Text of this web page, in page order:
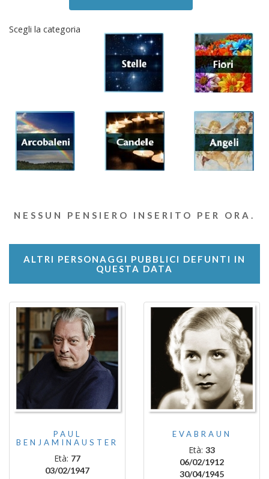
Scegli la categoria
NESSUN PENSIERO INSERITO PER ORA.
ALTRI PERSONAGGI PUBBLICI DEFUNTI IN
QUESTA DATA
PAUL
BENJAMINAUSTER
Età: 77
03/02/1947
EVABRAUN
Età: 33
06/02/1912
30/04/1945